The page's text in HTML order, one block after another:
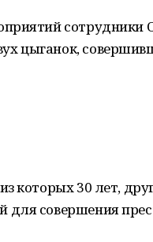
сотрудники
цыганок,
которых 30 лет,
совершения